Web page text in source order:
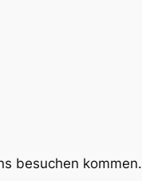
besuchen kommen.